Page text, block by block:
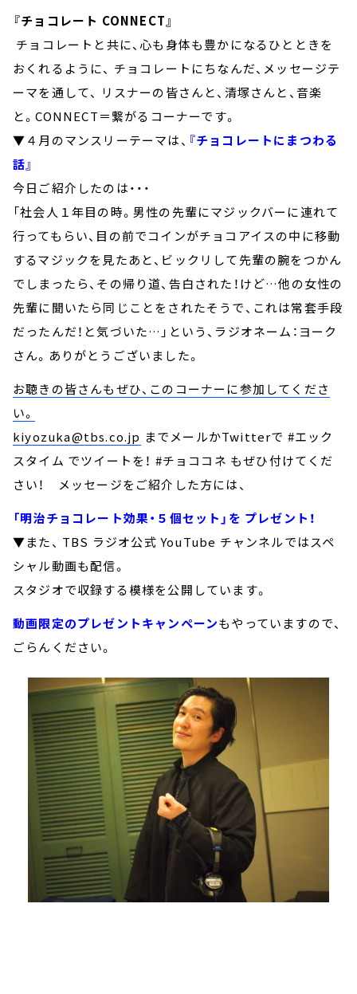
『チョコレート CONNECT』
チョコレートと共に、心も身体も豊かになるひとときを
おくれるように、 チョコレートにちなんだ、メッセージテ
ーマを通して、 リスナーの皆さんと、清塚さんと、音楽
と。CONNECT＝繋がるコーナーです。
▼４月のマンスリーテーマは、 『チョコレートにまつわる
話』
今日ご紹介したのは・・・
「社会人１年目の時。男性の先輩にマジックバーに連れて
行ってもらい、目の前でコインがチョコアイスの中に移動
するマジックを見たあと、ビックリして先輩の腕をつかん
でしまったら、その帰り道、告白された！けど…他の女性の
先輩に聞いたら同じことをされたそうで、これは常套手段
だったんだ！と気づいた…」という、ラジオネーム：ヨーク
さん。ありがとうございました。
お聴きの皆さんもぜひ、このコーナーに参加してくださ
い。
kiyozuka@tbs.co.jp までメールかTwitterで #エック
スタイム でツイートを！ #チョココネ もぜひ付けてくだ
さい！ メッセージをご紹介した方には、
「明治チョコレート効果・５個セット」を プレゼント！
▼また、 TBS ラジオ公式 YouTube チャンネルではスペ
シャル動画も配信。
スタジオで収録する模様を公開しています。
動画限定のプレゼントキャンペーンもやっていますので、
ごらんください。